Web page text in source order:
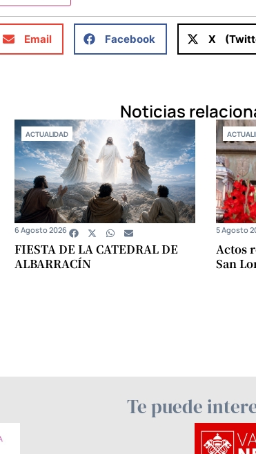
Email Facebook X
Noticias
ACTUALIDAD
FIESTA DE LA CATEDRAL DE
ALBARRACÍN
6 Agosto 2026
Actos
San
5 Agosto
Te puede